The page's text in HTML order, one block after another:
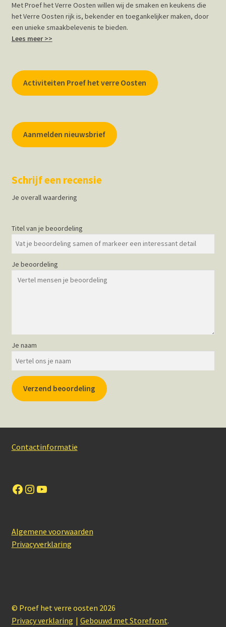
Met Proef het Verre Oosten willen wij de smaken en keukens die
het Verre Oosten rijk is, bekender en toegankelijker maken, door
een unieke smaakbelevenis te bieden.
Lees meer >>
Activiteiten Proef het verre Oosten
Aanmelden nieuwsbrief
Schrijf een recensie
Je overall waardering
Titel van je beoordeling
Je beoordeling
Je naam
Verzend beoordeling
Contactinformatie
Facebook
Instagram
YouTube
Algemene voorwaarden
Privacyverklaring
© Proef het verre oosten 2026
Privacy verklaring
Gebouwd met Storefront.